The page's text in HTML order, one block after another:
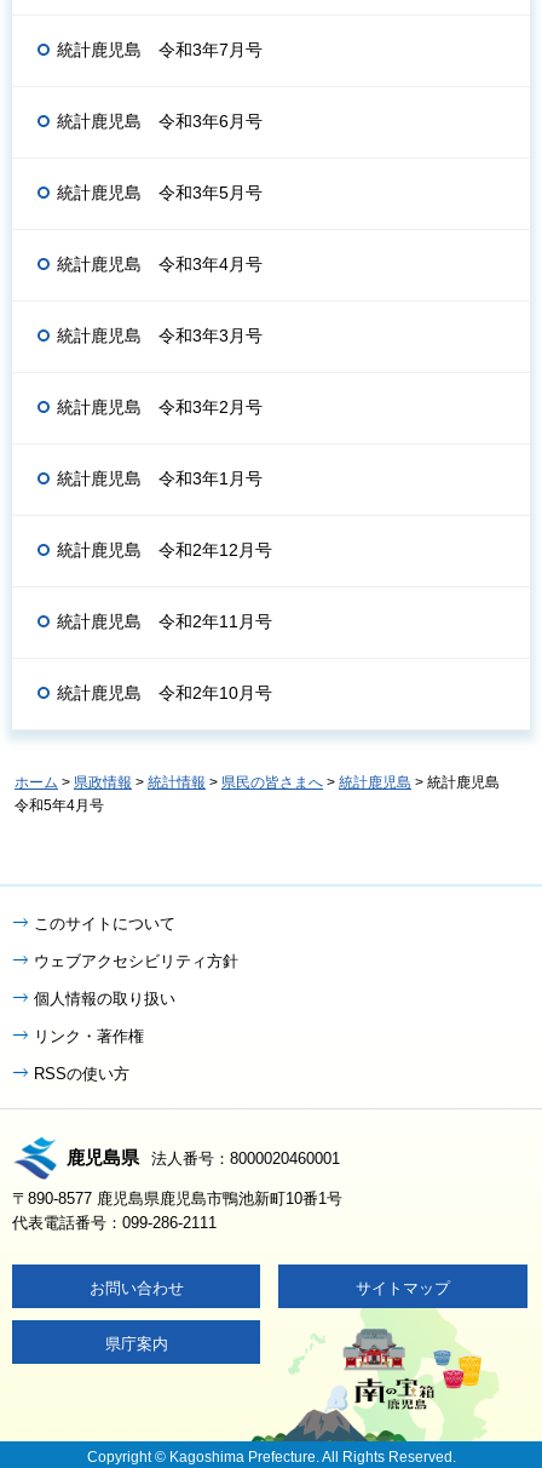
統計鹿児島 令和3年7月号
統計鹿児島 令和3年6月号
統計鹿児島 令和3年5月号
統計鹿児島 令和3年4月号
統計鹿児島 令和3年3月号
統計鹿児島 令和3年2月号
統計鹿児島 令和3年1月号
統計鹿児島 令和2年12月号
統計鹿児島 令和2年11月号
統計鹿児島 令和2年10月号
ホーム > 県政情報 > 統計情報 > 県民の皆さまへ > 統計鹿児島 > 統計鹿児島
令和5年4月号
このサイトについて
ウェブアクセシビリティ方針
個人情報の取り扱い
リンク・著作権
RSSの使い方
鹿児島県 法人番号：8000020460001
〒890-8577 鹿児島県鹿児島市鴨池新町10番1号
代表電話番号：099-286-2111
お問い合わせ サイトマップ
県庁案内
Copyright © Kagoshima Prefecture. All Rights Reserved.